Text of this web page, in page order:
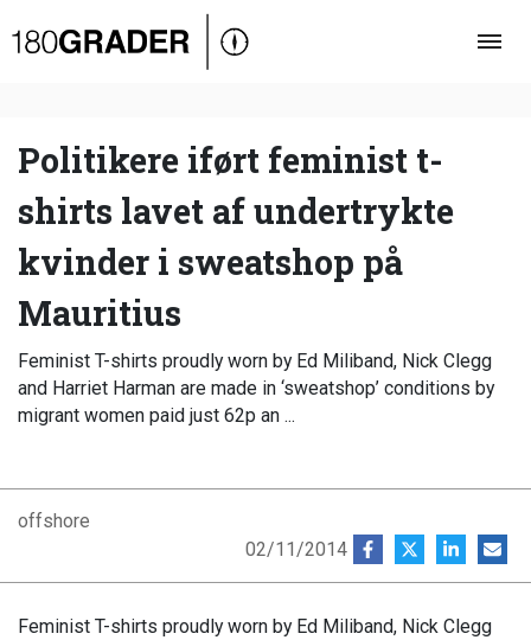
Oversigt
Debat
Video
Podcast
Politikere iført feminist t-
shirts lavet af undertrykte
kvinder i sweatshop på
Mauritius
Feminist T-shirts proudly worn by Ed Miliband, Nick Clegg
and Harriet Harman are made in ‘sweatshop’ conditions by
migrant women paid just 62p an ...
offshore
02/11/2014
Feminist T-shirts proudly worn by Ed Miliband, Nick Clegg